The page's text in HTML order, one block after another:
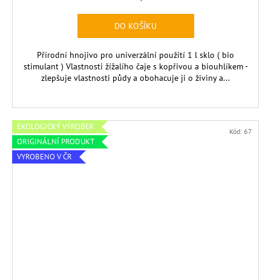
DO KOŠÍKU
Přírodní hnojivo pro univerzální použití 1 l sklo ( bio
stimulant ) Vlastnosti žížalího čaje s kopřivou a biouhlíkem -
zlepšuje vlastnosti půdy a obohacuje ji o živiny a...
EKOLOGICKÝ VÝROBEK
ORIGINÁLNÍ PRODUKT
VYROBENO V ČR
Kód: 67